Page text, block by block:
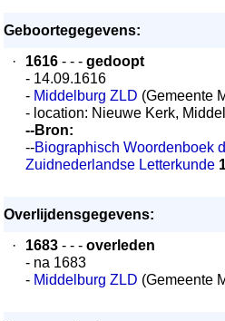
Geboortegegevens:
·
1616 - - - gedoopt
- 14.09.1616
- Middelburg ZLD (Gemeente
- location: Nieuwe Kerk,
--Bron:
--Biographisch Woordenboek
Zuidnederlandse Letterkunde
Overlijdensgegevens:
·
1683 - - - overleden
- na 1683
- Middelburg ZLD (Gemeente